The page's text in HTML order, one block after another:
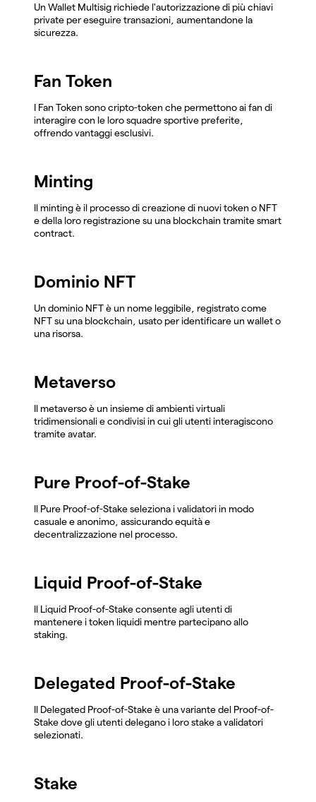
Un Wallet Multisig richiede l'autorizzazione di più chiavi
private per eseguire transazioni, aumentandone la
sicurezza.
Fan Token
I Fan Token sono cripto-token che permettono ai fan di
interagire con le loro squadre sportive preferite,
offrendo vantaggi esclusivi.
Minting
Il minting è il processo di creazione di nuovi token o NFT
e della loro registrazione su una blockchain tramite smart
contract.
Dominio NFT
Un dominio NFT è un nome leggibile, registrato come
NFT su una blockchain, usato per identificare un wallet o
una risorsa.
Metaverso
Il metaverso è un insieme di ambienti virtuali
tridimensionali e condivisi in cui gli utenti interagiscono
tramite avatar.
Pure Proof-of-Stake
Il Pure Proof-of-Stake seleziona i validatori in modo
casuale e anonimo, assicurando equità e
decentralizzazione nel processo.
Liquid Proof-of-Stake
Il Liquid Proof-of-Stake consente agli utenti di
mantenere i token liquidi mentre partecipano allo
staking.
Delegated Proof-of-Stake
Il Delegated Proof-of-Stake è una variante del Proof-of-
Stake dove gli utenti delegano i loro stake a validatori
selezionati.
Stake